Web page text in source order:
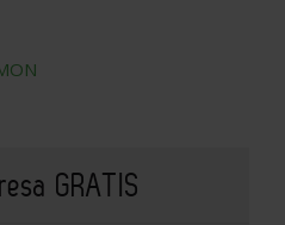
GRATIS